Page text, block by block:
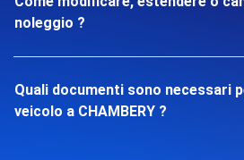
noleggio ?
Quali documenti sono necessari
veicolo a CHAMBERY ?